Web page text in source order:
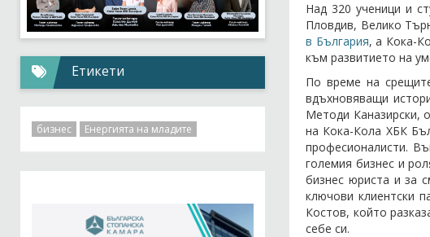
Над 320 ученици и
Пловдив, Велико
в България, а Кока-
към развитието на
По време на
вдъхновяващи
Методи Каназирски,
на Кока-Кола ХБК
професионалисти.
големия бизнес и
бизнес юриста и за
ключови клиентски
Костов, който
себе си.
Етикети
бизнес Енергията на младите